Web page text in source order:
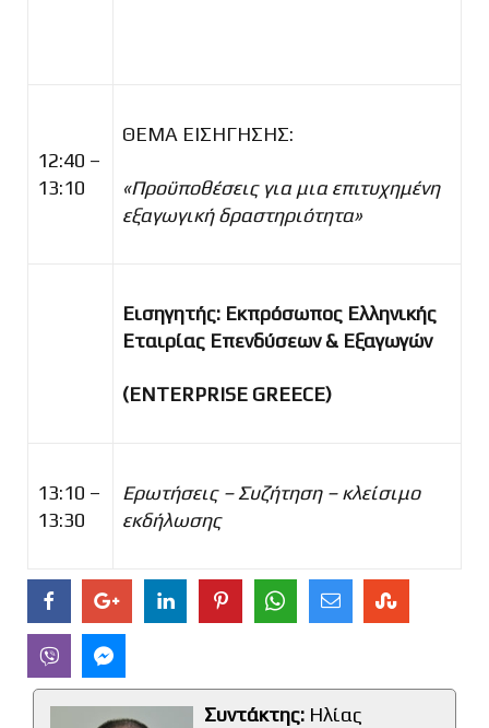
12:40 –
13:10
ΘΕΜΑ ΕΙΣΗΓΗΣΗΣ:
«Προϋποθέσεις για μια επιτυχημένη
εξαγωγική δραστηριότητα»
Εισηγητής: Εκπρόσωπος Ελληνικής
Εταιρίας Επενδύσεων & Εξαγωγών
(ENTERPRISE GREECE)
13:10 –
13:30
Ερωτήσεις – Συζήτηση – κλείσιμο
εκδήλωσης
Συντάκτης: Ηλίας